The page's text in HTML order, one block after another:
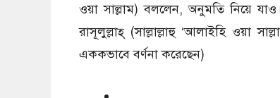
ওয়া সাল্লাম) বললেন, অনুমতি নিয়ে
রাসূলুল্লাহ্ (সাল্লাল্লাহু ‘আলাইহি ওয়া
এককভাবে বর্ণনা করেছেন)